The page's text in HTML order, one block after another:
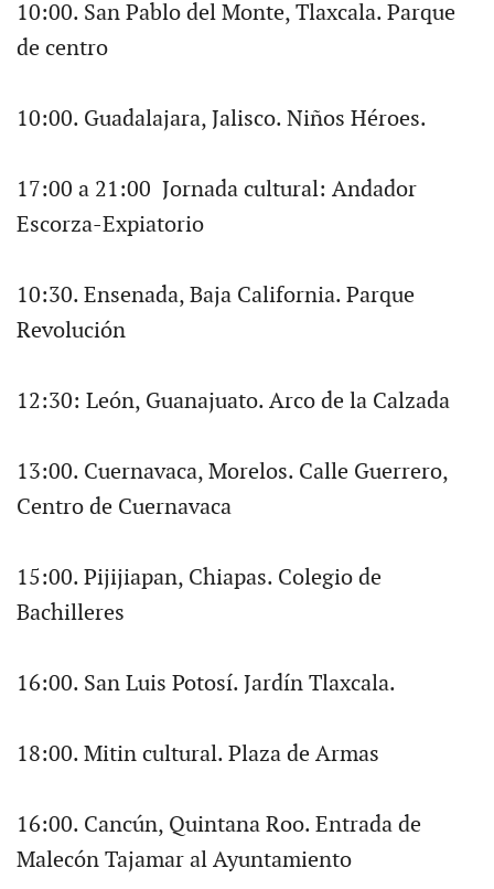
10:00. San Pablo del Monte, Tlaxcala. Parque
de centro
10:00. Guadalajara, Jalisco. Niños Héroes.
17:00 a 21:00 Jornada cultural: Andador
Escorza-Expiatorio
10:30. Ensenada, Baja California. Parque
Revolución
12:30: León, Guanajuato. Arco de la Calzada
13:00. Cuernavaca, Morelos. Calle Guerrero,
Centro de Cuernavaca
15:00. Pijijiapan, Chiapas. Colegio de
Bachilleres
16:00. San Luis Potosí. Jardín Tlaxcala.
18:00. Mitin cultural. Plaza de Armas
16:00. Cancún, Quintana Roo. Entrada de
Malecón Tajamar al Ayuntamiento